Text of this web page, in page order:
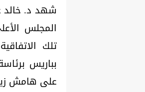
شهد د. خالد
المجلس
تلك
بباريس
على هامش زيارة